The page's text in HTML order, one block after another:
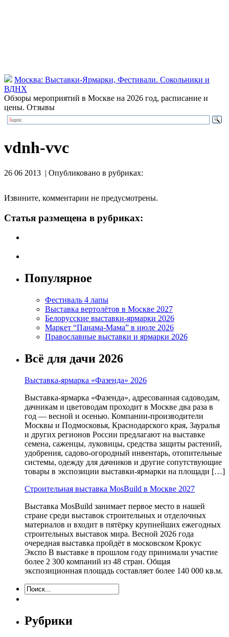
Москва: Выставки-Ярмарки, Фестивали. Сокольники и
ВДНХ
Обзоры мероприятий в Москве на 2026 год, расписание и
цены. Отзывы
vdnh-vvc
26 06 2013 | Опубликовано в рубриках:
Извините, комментарии не предусмотрены.
Статья размещена в рубриках:
Популярное
Фестиваль 4 лапы
Выставка вертолётов в Москве 2027
Белорусские выставки-ярмарки 2026
Маркет “Панама-Мама” в июле 2026
Православные выставки и ярмарки 2026
Всё для дачи 2026
Выставка-ярмарка «Фазенда» 2026
Выставка-ярмарка «Фазенда», адресованная садоводам,
дачникам и цветоводам проходит в Москве два раза в
год — весной и осенью. Компании-производители
Москвы и Подмосковья, Краснодарского края, Зауралья
и других регионов России предлагают на выставке
семена, саженцы, луковицы, средства защиты растений,
удобрения, садово-огородный инвентарь, отопительные
системы, одежду для дачников и другие сопутствующие
товары в экспозиции выставки-ярмарки на площади […]
Строительная выставка MosBuild в Москве 2027
Выставка MosBuild занимает первое место в нашей
стране среди выставок строительных и отделочных
материалов и входит в пятёрку крупнейших ежегодных
строительных выставок мира. Весной 2026 года
очередная выставка пройдёт в московском Крокус
Экспо В выставке в прошлом году принимали участие
более 2 300 компаний из 48 стран. Общая
экспозиционная площадь составляет более 140 000 кв.м.
Рубрики